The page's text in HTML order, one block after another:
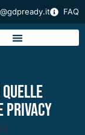
FAQ
Privacy